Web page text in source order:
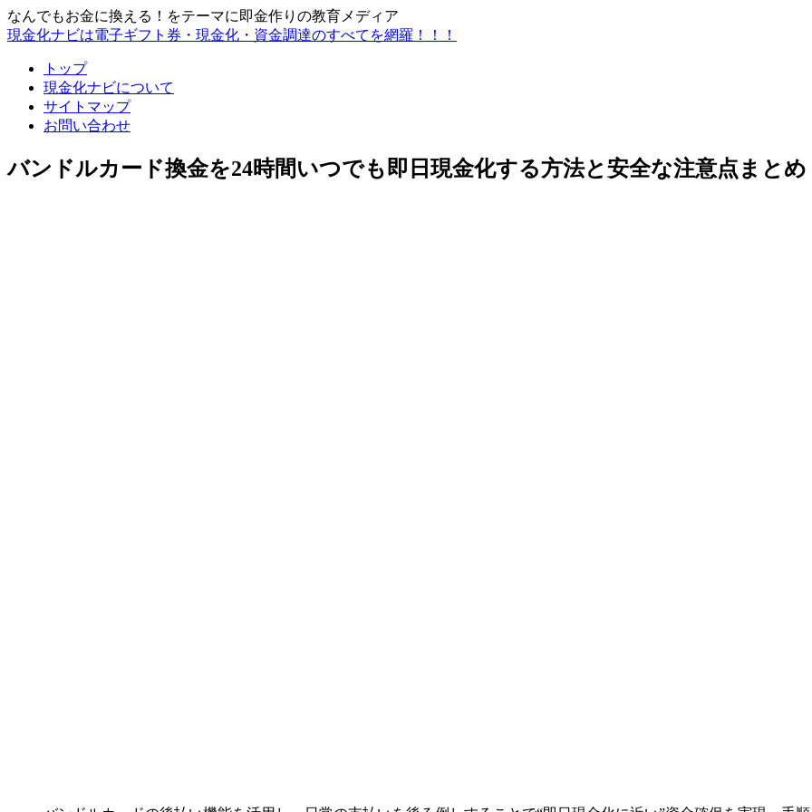
なんでもお金に換える！をテーマに即金作りの教育メディア
現金化ナビは電子ギフト券・現金化・資金調達のすべてを網羅！！！
トップ
現金化ナビについて
サイトマップ
お問い合わせ
バンドルカード換金を24時間いつでも即日現金化する方法と安全な注意点まとめ